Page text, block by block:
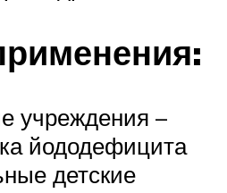
учреждения –
йододефицита
детские